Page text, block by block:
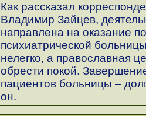
Как рассказал
Владимир Зайцев,
направлена на оказание
психиатрической
нелегко, а православная
обрести покой.
пациентов больницы –
он.